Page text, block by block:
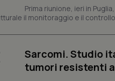
Prima riunione, ieri in
il monitoraggio e il
Sarcomi. Studio
tumori resistenti
I cookie necessari
e l'accesso alle aree